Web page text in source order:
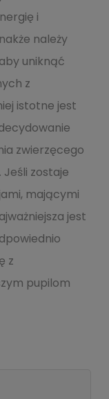
i
należy
uniknąć
z
istotne jest
zwierzęcego
Jeśli zostaje
mającymi
jest
z
pupilom